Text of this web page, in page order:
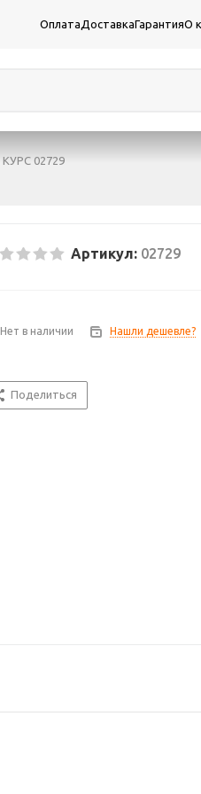
ОплатаДоставкаГарантияО
02729
Артикул: 02729
Нет в наличии Нашли дешевле?
Поделиться